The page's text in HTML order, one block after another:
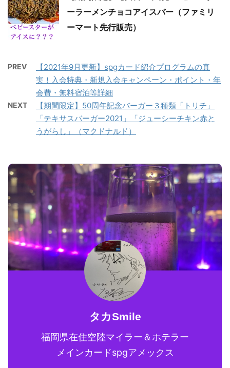
ーラーメンチョコアイスバー（ファミリ
ーマート先行販売）
PREV
【2021年9月更新】spgカード紹介プログラムの真
実！入会特典・新規入会キャンペーン・ポイント・年
会費・無料宿泊等詳細
NEXT
【期間限定】50周年記念バーガー３種類「トリチ」
「テキサスバーガー2021」「ジューシーチキン赤と
うがらし」（マクドナルド）
タカSmile
福岡県在住空陸マイラー＆ホテラー
メインカードspgアメックス